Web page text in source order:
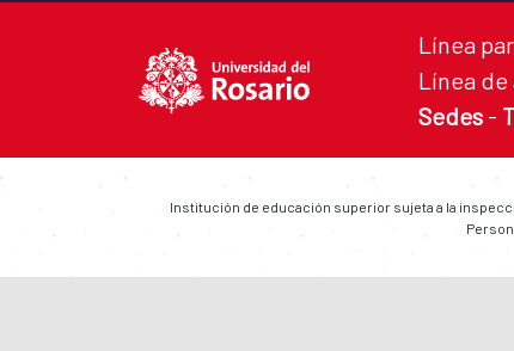
Línea
Línea de
Sedes -
Institución de educación superior sujeta a la